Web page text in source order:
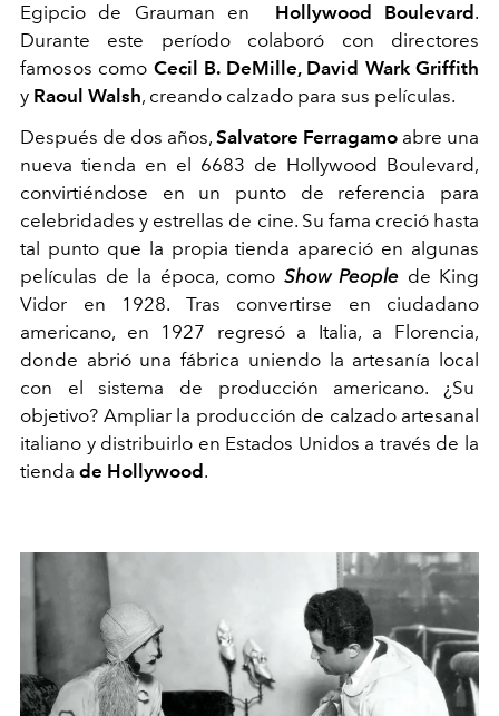
Egipcio de Grauman en Hollywood Boulevard .
Durante este período colaboró ​​con directores
famosos como Cecil B. DeMille, David Wark Griffith
y Raoul Walsh, creando calzado para sus películas.
Después de dos años, Salvatore Ferragamo abre una
nueva tienda en el 6683 de Hollywood Boulevard,
convirtiéndose en un punto de referencia para
celebridades y estrellas de cine. Su fama creció hasta
tal punto que la propia tienda apareció en algunas
películas de la época, como Show People de King
Vidor en 1928. Tras convertirse en ciudadano
americano, en 1927 regresó a Italia, a Florencia,
donde abrió una fábrica uniendo la artesanía local
con el sistema de producción americano. ¿Su
objetivo? Ampliar la producción de calzado artesanal
italiano y distribuirlo en Estados Unidos a través de la
tienda de Hollywood .